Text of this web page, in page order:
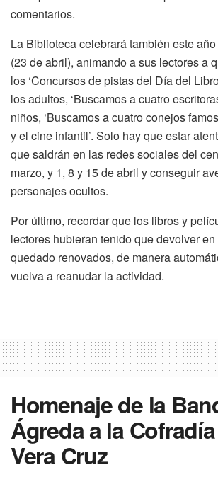
comentarios.
La Biblioteca celebrará también este
(23 de abril), animando a sus lectores a
los ‘Concursos de pistas del Día del
los adultos, ‘Buscamos a cuatro
niños, ‘Buscamos a cuatro conejos
y el cine infantil’. Solo hay que estar
que saldrán en las redes sociales del
marzo, y 1, 8 y 15 de abril y conseguir
personajes ocultos.
Por último, recordar que los libros y
lectores hubieran tenido que devolver
quedado renovados, de manera
vuelva a reanudar la actividad.
Homenaje de la
Ágreda a la
Vera Cruz